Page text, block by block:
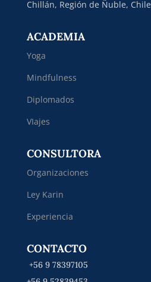
Chillán, Región de Ñuble, Chile
ACADEMIA
Yoga
Mindfulness
Diplomados
VIajes
CONSULTORA
Organizaciones
Ley Karin
Experiencia
CONTACTO
+56 9 78397105